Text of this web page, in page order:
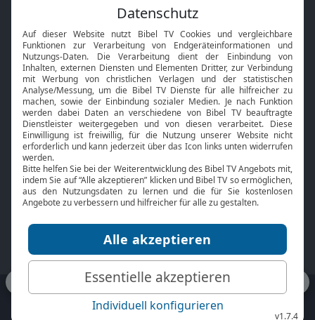
Neuigkeiten
Mobile App
Smart TV
HbbTV
Bibelthek Online-Bibel
Nächster Gottesdienst
Bibel TV
Über uns
Jobs
Mediadaten
Service
Kontakt
TV-Empfang
bibeltv.de: Impressum
Datenschutz
Nutzungsbedingungen